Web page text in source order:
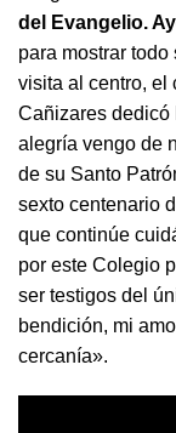
del Evangelio.
para mostrar
visita al centro, el
Cañizares dedicó
alegría vengo de
de su Santo
sexto centenario
que continúe
por este Colegio
ser testigos del
bendición, mi
cercanía».